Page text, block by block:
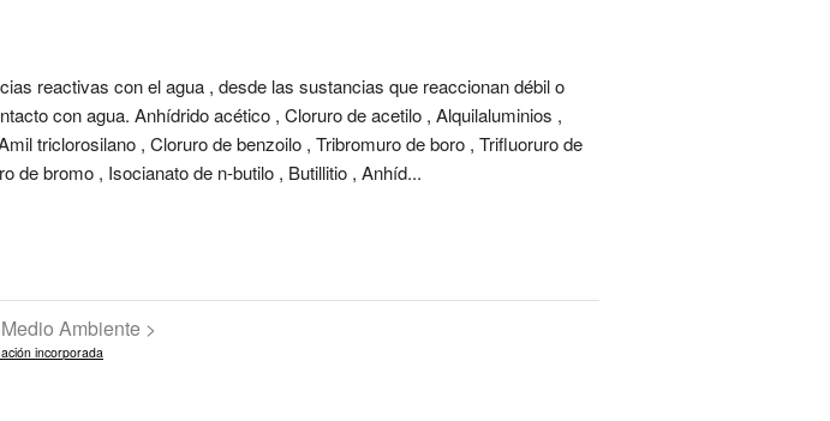
reactivas con el agua , desde las sustancias que reaccionan débil o
con agua. Anhídrido acético , Cloruro de acetilo , Alquilaluminios ,
triclorosilano , Cloruro de benzoilo , Tribromuro de boro , Trifluoruro de
de bromo , Isocianato de n-butilo , Butillitio , Anhíd...
Ambiente >
incorporada